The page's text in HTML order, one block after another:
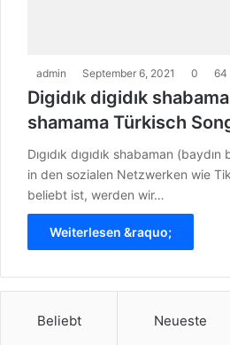
admin September 6, 2021 0 64
Digidık digidık
shamama Türkisch
Dıgıdık dıgıdık shabaman
in den sozialen Netzwerken wie
beliebt ist, werden wir…
Weiterlesen &raquo;
Beliebt Neueste